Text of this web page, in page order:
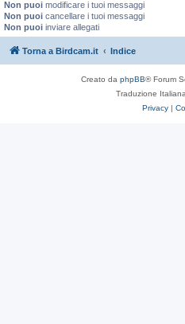
Non puoi modificare i tuoi messaggi
Non puoi cancellare i tuoi messaggi
Non puoi inviare allegati
Torna a Birdcam.it Indice
Creato da phpBB® Forum
Traduzione Italiana
Privacy |